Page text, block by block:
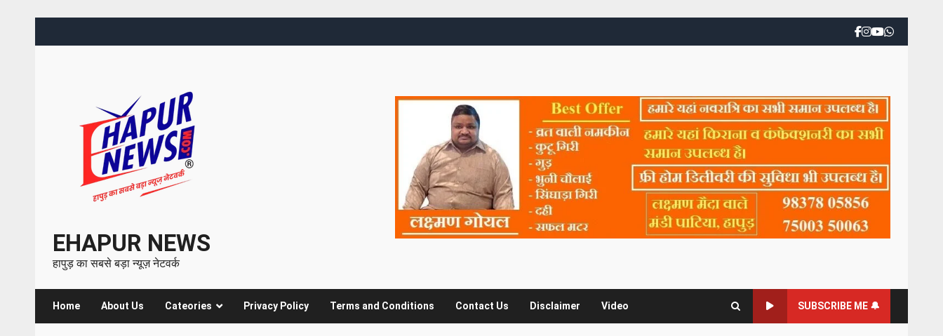
EHAPUR NEWS
हापुड़ का सबसे बड़ा न्यूज़ नेटवर्क
Home About Us Cateories Privacy Policy Terms and Conditions Contact Us Disclaimer Video SUBSCRIBE ME 🔔